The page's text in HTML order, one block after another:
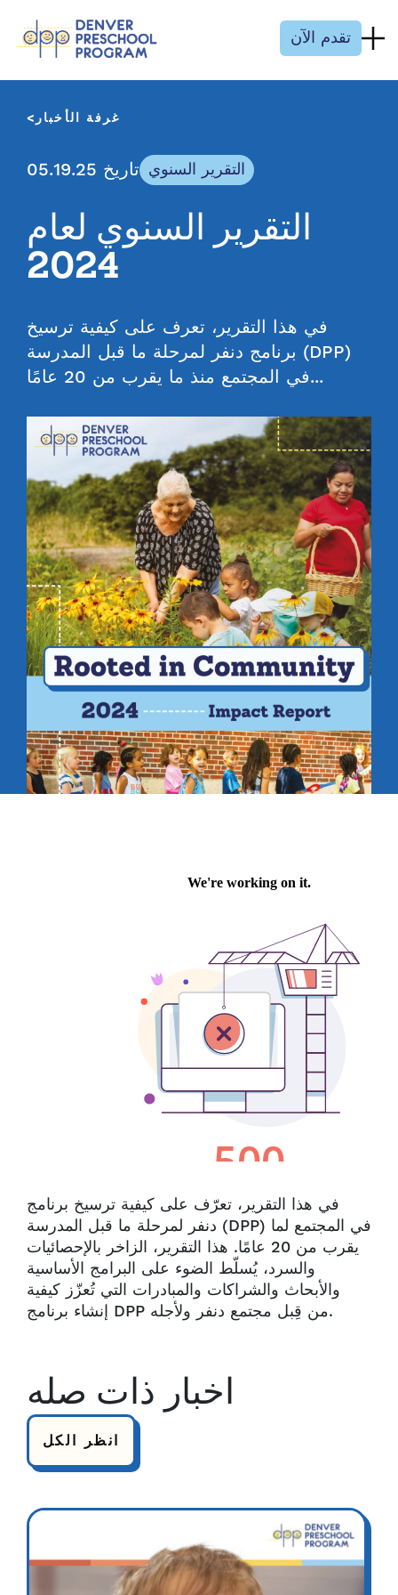
تقدم الآن
غرفة الأخبار
تاريخ 05.19.25 التقرير السنوي
التقرير السنوي لعام
2024
في هذا التقرير، تعرف على كيفية ترسيخ
برنامج دنفر لمرحلة ما قبل المدرسة (DPP)
في المجتمع منذ ما يقرب من 20 عامًا...
في هذا التقرير، تعرّف على كيفية ترسيخ برنامج
دنفر لمرحلة ما قبل المدرسة (DPP) في المجتمع لما
يقرب من 20 عامًا. هذا التقرير، الزاخر بالإحصائيات
والسرد، يُسلّط الضوء على البرامج الأساسية
والأبحاث والشراكات والمبادرات التي تُعزّز كيفية
إنشاء برنامج DPP من قِبل مجتمع دنفر ولأجله.
اخبار ذات صله
انظر الكل